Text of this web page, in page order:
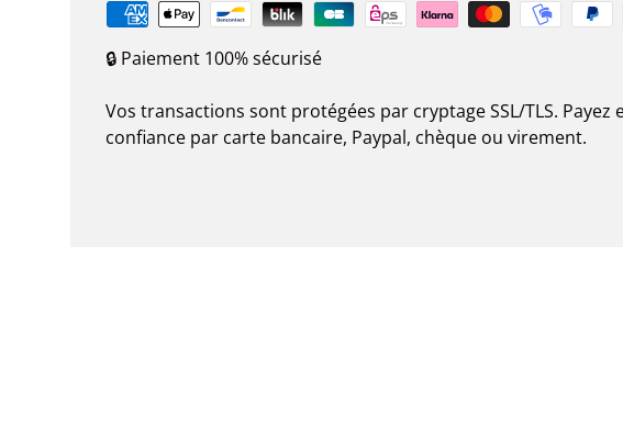
🔒 Paiement 100% sécurisé
Vos transactions sont protégées par cryptage SSL/TLS. Payez
confiance par carte bancaire, Paypal, chèque ou virement.